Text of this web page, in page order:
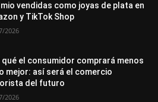
vendidas como joyas de plata en
y TikTok Shop
2026
qué el consumidor comprará menos
mejor: así será el comercio
del futuro
2026